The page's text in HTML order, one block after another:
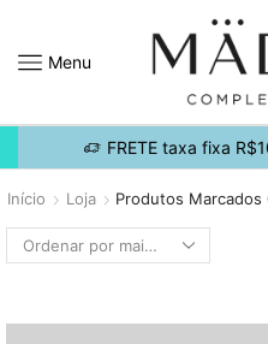
Menu
FRETE taxa fixa
Início Loja Produtos Marcados